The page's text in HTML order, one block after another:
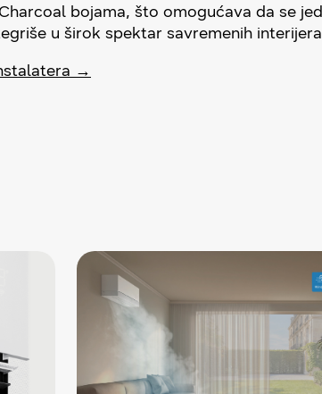
bojama, što omogućava da se
u širok spektar savremenih
→